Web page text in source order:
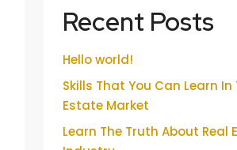
Recent Posts
Hello world!
Skills That You Can Learn In
Estate Market
Learn The Truth About Real